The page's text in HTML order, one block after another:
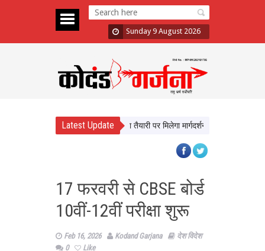
Sunday 9 August 2026
Latest Update
यूपी के छात्र, करियर और परीक्षा तैयारी पर मिलेगा मार्गदर्शन
17 फरवरी से CBSE बोर्ड
10वीं-12वीं परीक्षा शुरू
Feb 16, 2026 Kodand Garjana
देश विदेश
0
Like